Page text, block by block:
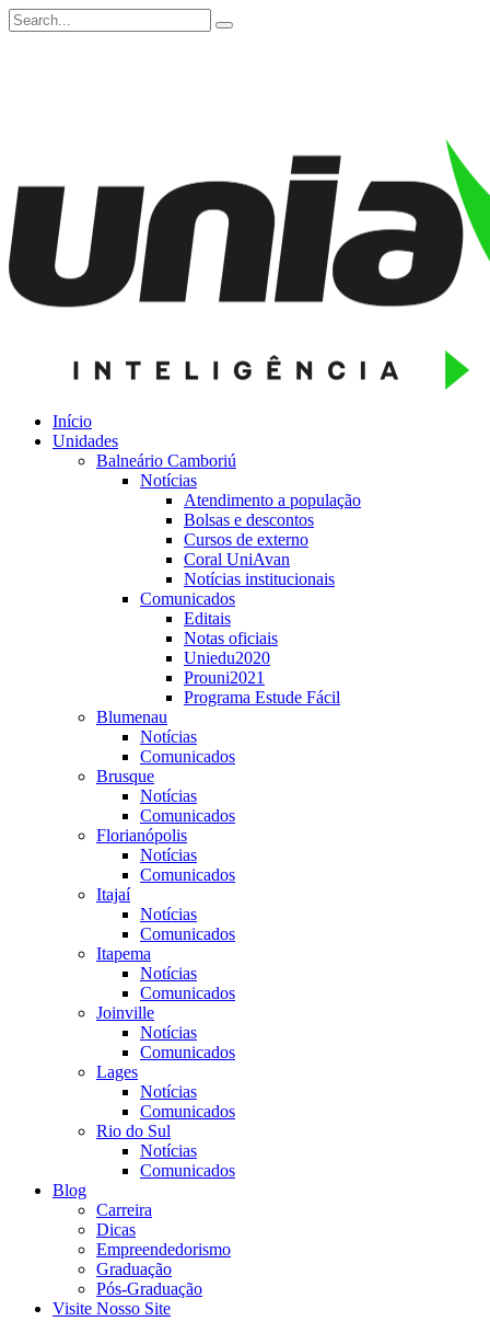
Início
Unidades
Balneário Camboriú
Notícias
Atendimento a população
Bolsas e descontos
Cursos de externo
Coral UniAvan
Notícias institucionais
Comunicados
Editais
Notas oficiais
Uniedu2020
Prouni2021
Programa Estude Fácil
Blumenau
Notícias
Comunicados
Brusque
Notícias
Comunicados
Florianópolis
Notícias
Comunicados
Itajaí
Notícias
Comunicados
Itapema
Notícias
Comunicados
Joinville
Notícias
Comunicados
Lages
Notícias
Comunicados
Rio do Sul
Notícias
Comunicados
Blog
Carreira
Dicas
Empreendedorismo
Graduação
Pós-Graduação
Visite Nosso Site